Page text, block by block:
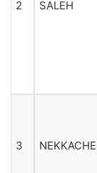
2 SALEH
3 NEKKACHE